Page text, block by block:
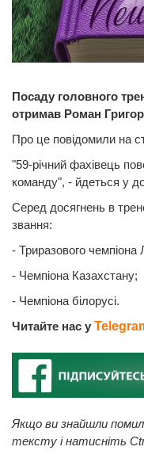
Посаду головного
отримав Роман
Про це повідомили на
"59-річний фахівець
команду", - йдеться у
Серед досягнень в
звання:
- Триразового чемпіона
- Чемпіона Казахстану;
- Чемпіона білорусі.
Читайте нас у
Якщо ви знайшли
тексту і натисніть